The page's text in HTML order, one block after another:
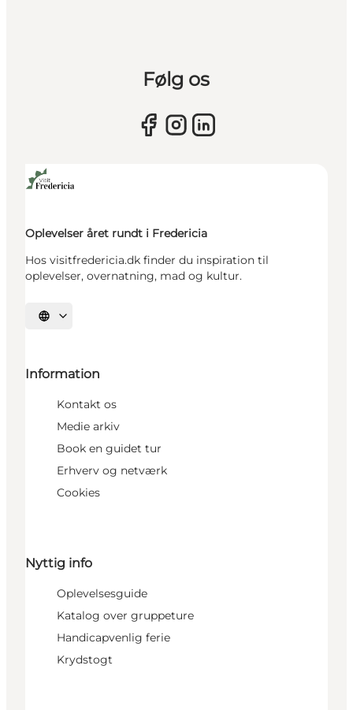
Følg os
Oplevelser året rundt i Fredericia
Hos visitfredericia.dk finder du inspiration til
oplevelser, overnatning, mad og kultur.
Vælg sprog
Information
Kontakt os
Medie arkiv
Book en guidet tur
Erhverv og netværk
Cookies
Nyttig info
Oplevelsesguide
Katalog over gruppeture
Handicapvenlig ferie
Krydstogt